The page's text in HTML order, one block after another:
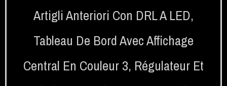
Artigli Anteriori Con DRL A LED,
Tableau De Bord Avec Affichage
Central En Couleur 3, Régulateur Et